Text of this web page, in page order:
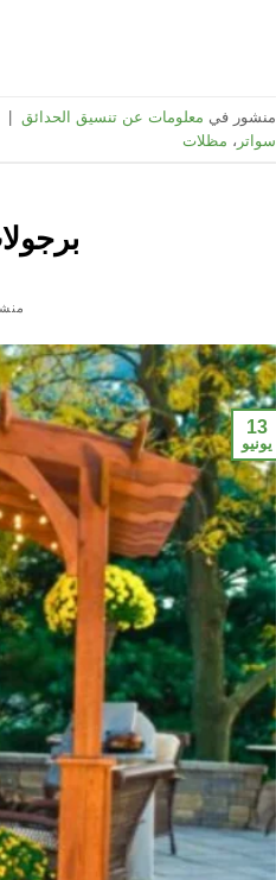
منشور في معلومات عن تنسيق الحدائق |
سواتر ، مظلات
13
يونيو